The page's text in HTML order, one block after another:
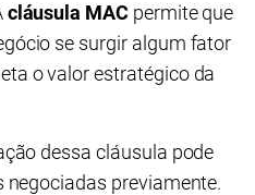
cláusula MAC permite que
se surgir algum fator
o valor estratégico da
dessa cláusula pode
previamente.